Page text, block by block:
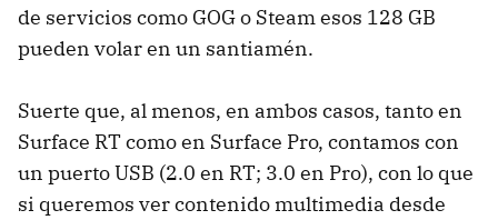
de servicios como GOG o Steam esos 128 GB
pueden volar en un santiamén.
Suerte que, al menos, en ambos casos, tanto en
Surface RT como en Surface Pro, contamos con
un puerto USB (2.0 en RT; 3.0 en Pro), con lo que
si queremos ver contenido multimedia desde